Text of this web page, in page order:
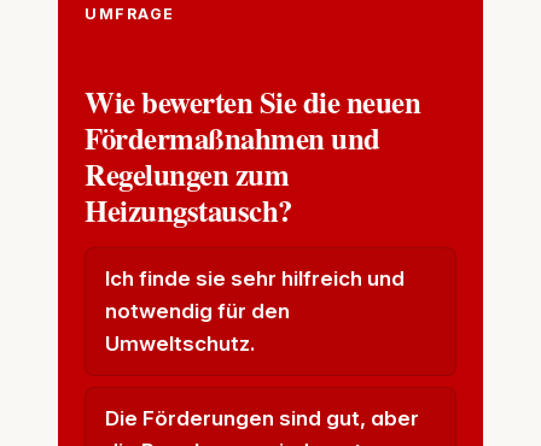
UMFRAGE
Wie bewerten Sie die neuen
Fördermaßnahmen und
Regelungen zum
Heizungstausch?
Ich finde sie sehr hilfreich und
notwendig für den
Umweltschutz.
Die Förderungen sind gut, aber